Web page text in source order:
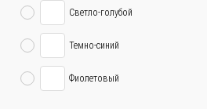
Светло-голубой
Темно-синий
Фиолетовый
связаться с
нами —